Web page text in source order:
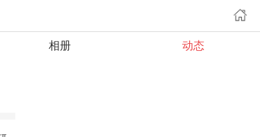
相册 动态